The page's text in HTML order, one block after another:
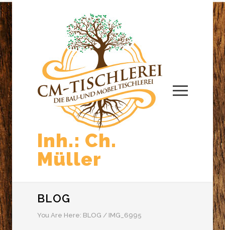
Inh.: Ch.
Müller
BLOG
You Are Here: BLOG / IMG_6995